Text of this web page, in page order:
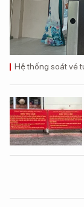
Hệ thống soát vé